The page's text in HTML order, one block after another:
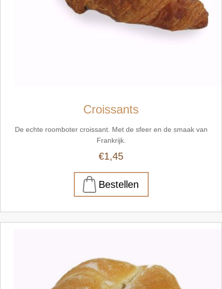
Croissants
De echte roomboter croissant. Met de sfeer en de smaak van
Frankrijk.
€1,45